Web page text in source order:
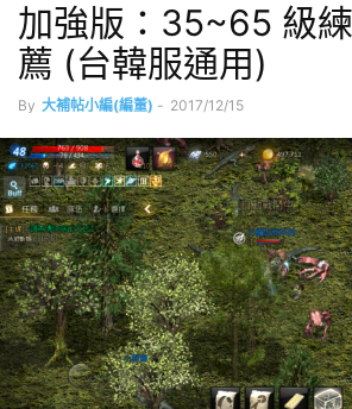
加強版：35~65 級
薦 (台韓服通用)
By 大補帖小編(編董) - 2017/12/15